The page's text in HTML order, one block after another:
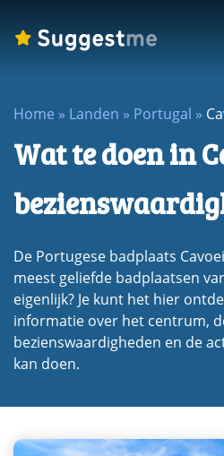
Landen
dropdown
Eilanden
dropdown
dropdown
menu
Meren
dropdown
menu
Rondreizen
Blogs
Home » Landen » Portugal »
Wat te doen in
De Portugese badplaats
meest geliefde badplaatsen
eigenlijk? Je kunt het hier
informatie over het centrum,
bezienswaardigheden en de
kan doen.